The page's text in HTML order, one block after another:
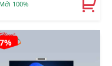
Chuột T-Wolf
Mới 100%